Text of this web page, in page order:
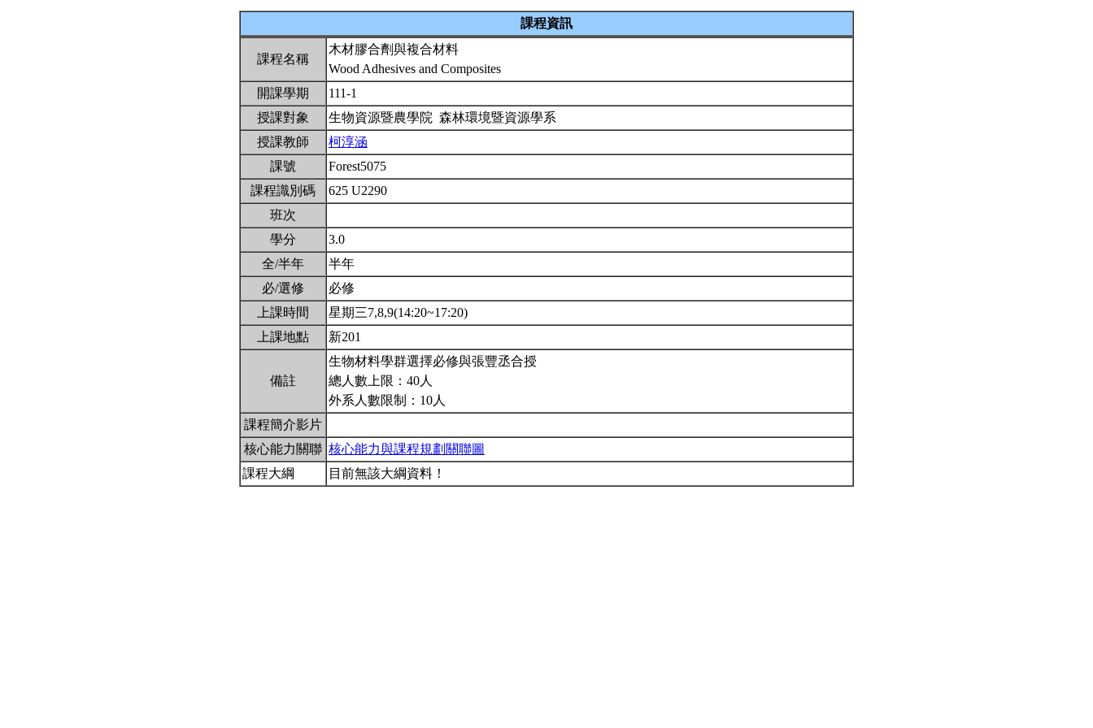
課程資訊
課程名稱
木材膠合劑與複合材料
Wood Adhesives and Composites
開課學期
111-1
授課對象
生物資源暨農學院 森林環境暨資源學系
授課教師
柯淳涵
課號
Forest5075
課程識別碼
625 U2290
班次
學分
3.0
全/半年
半年
必/選修
必修
上課時間
星期三7,8,9(14:20~17:20)
上課地點
新201
備註
生物材料學群選擇必修與張豐丞合授
總人數上限：40人
外系人數限制：10人
課程簡介影片
核心能力關聯 核心能力與課程規劃關聯圖
課程大綱
目前無該大綱資料！